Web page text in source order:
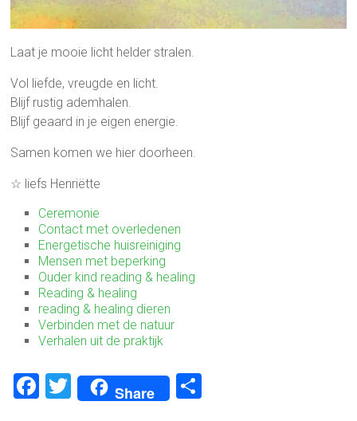
Laat je mooie licht helder stralen.
Vol liefde, vreugde en licht.
Blijf rustig ademhalen.
Blijf geaard in je eigen energie.
Samen komen we hier doorheen.
☆ liefs Henriëtte
Ceremonie
Contact met overledenen
Energetische huisreiniging
Mensen met beperking
Ouder kind reading & healing
Reading & healing
reading & healing dieren
Verbinden met de natuur
Verhalen uit de praktijk
F
T
Share